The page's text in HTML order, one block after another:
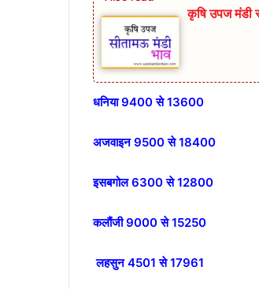
कृषि उपज मंडी
धनिया 9400 से 13600
अजवाइन 9500 से 18400
इसबगोल 6300 से 12800
कलौंजी 9000 से 15250
लहसुन 4501 से 17961